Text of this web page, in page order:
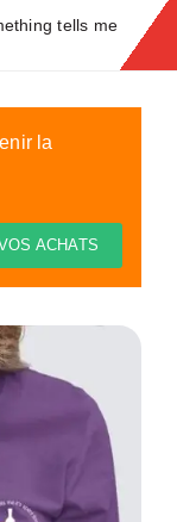
tells me
la
ACHATS